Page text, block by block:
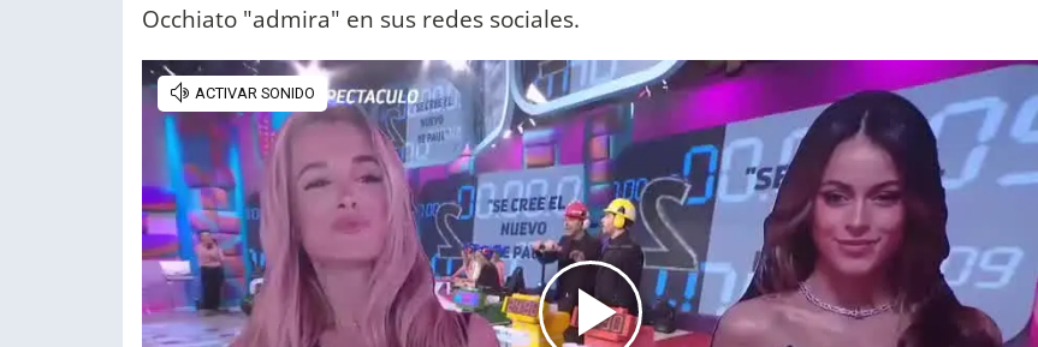
Occhiato "admira" en sus redes sociales.